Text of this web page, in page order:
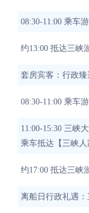
08:30-11:00 乘车
约13:00 抵达三峡
套房宾客：行政臻
08:30-11:00 乘车
11:00-15:30 三峡
乘车抵达【三峡
约17:00 抵达三峡
离船日行政礼遇